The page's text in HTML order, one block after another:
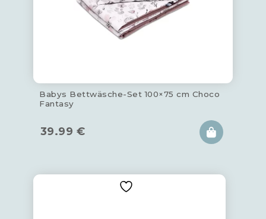
Babys Bettwäsche-Set 100×75 cm Choco
Fantasy
39.99 €